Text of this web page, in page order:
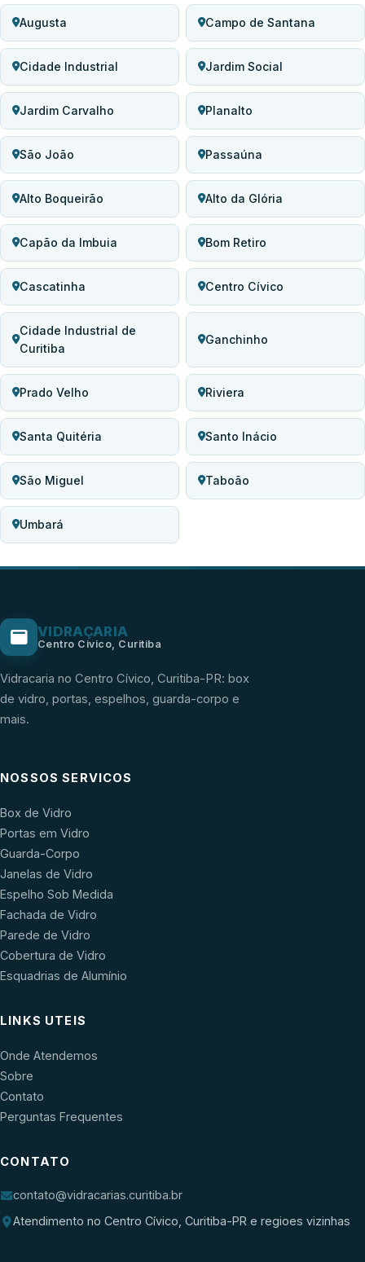
Augusta Campo de Santana
Cidade Industrial Jardim Social
Jardim Carvalho Planalto
São João Passaúna
Alto Boqueirão Alto da Glória
Capão da Imbuia Bom Retiro
Cascatinha Centro Cívico
Cidade Industrial de
Curitiba
Ganchinho
Prado Velho Riviera
Santa Quitéria Santo Inácio
São Miguel Taboão
Umbará
VIDRAÇARIA
Centro Civico, Curitiba
Vidracaria no Centro Cívico, Curitiba-PR: box
de vidro, portas, espelhos, guarda-corpo e
mais.
NOSSOS SERVICOS
Box de Vidro
Portas em Vidro
Guarda-Corpo
Janelas de Vidro
Espelho Sob Medida
Fachada de Vidro
Parede de Vidro
Cobertura de Vidro
Esquadrias de Alumínio
LINKS UTEIS
Onde Atendemos
Sobre
Contato
Perguntas Frequentes
CONTATO
contato@vidracarias.curitiba.br
Atendimento no Centro Cívico, Curitiba-PR e regioes vizinhas